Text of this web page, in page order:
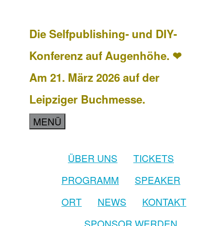
Die Selfpublishing- und DIY-
Konferenz auf Augenhöhe. ❤
Am 21. März 2026 auf der
Leipziger Buchmesse.
MENÜ
ÜBER UNS
TICKETS
PROGRAMM
SPEAKER
ORT
NEWS
KONTAKT